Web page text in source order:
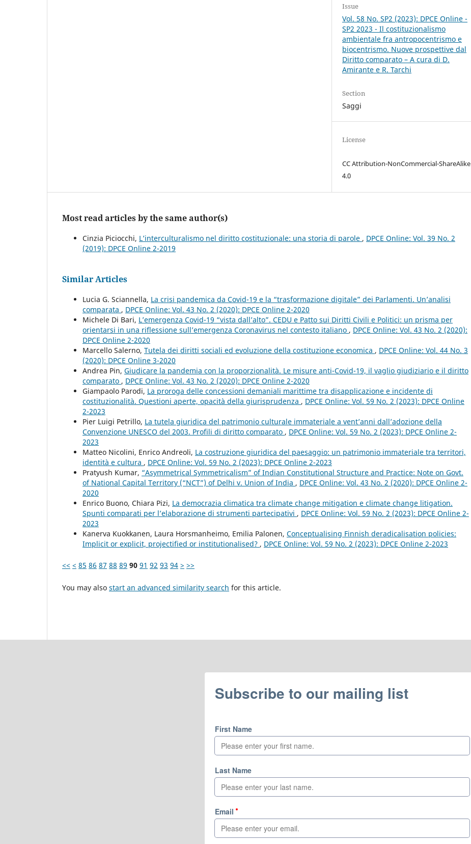
Issue
Vol. 58 No. SP2 (2023): DPCE Online -
SP2 2023 - Il costituzionalismo
ambientale fra antropocentrismo e
biocentrismo. Nuove prospettive dal
Diritto comparato – A cura di D.
Amirante e R. Tarchi
Section
Saggi
License
CC Attribution-NonCommercial-ShareAlike
4.0
Most read articles by the same author(s)
Cinzia Piciocchi, L’interculturalismo nel diritto costituzionale: una storia di parole , DPCE Online: Vol. 39 No. 2
(2019): DPCE Online 2-2019
Similar Articles
Lucia G. Sciannella, La crisi pandemica da Covid-19 e la “trasformazione digitale” dei Parlamenti. Un’analisi
comparata , DPCE Online: Vol. 43 No. 2 (2020): DPCE Online 2-2020
Michele Di Bari, L’emergenza Covid-19 “vista dall’alto”. CEDU e Patto sui Diritti Civili e Politici: un prisma per
orientarsi in una riflessione sull’emergenza Coronavirus nel contesto italiano , DPCE Online: Vol. 43 No. 2 (2020):
DPCE Online 2-2020
Marcello Salerno, Tutela dei diritti sociali ed evoluzione della costituzione economica , DPCE Online: Vol. 44 No. 3
(2020): DPCE Online 3-2020
Andrea Pin, Giudicare la pandemia con la proporzionalità. Le misure anti-Covid-19, il vaglio giudiziario e il diritto
comparato , DPCE Online: Vol. 43 No. 2 (2020): DPCE Online 2-2020
Giampaolo Parodi, La proroga delle concessioni demaniali marittime tra disapplicazione e incidente di
costituzionalità. Questioni aperte, opacità della giurisprudenza , DPCE Online: Vol. 59 No. 2 (2023): DPCE Online
2-2023
Pier Luigi Petrillo, La tutela giuridica del patrimonio culturale immateriale a vent’anni dall’adozione della
Convenzione UNESCO del 2003. Profili di diritto comparato , DPCE Online: Vol. 59 No. 2 (2023): DPCE Online 2-
2023
Matteo Nicolini, Enrico Andreoli, La costruzione giuridica del paesaggio: un patrimonio immateriale tra territori,
identità e cultura , DPCE Online: Vol. 59 No. 2 (2023): DPCE Online 2-2023
Pratyush Kumar, “Asymmetrical Symmetricalism” of Indian Constitutional Structure and Practice: Note on Govt.
of National Capital Territory (“NCT”) of Delhi v. Union of India , DPCE Online: Vol. 43 No. 2 (2020): DPCE Online 2-
2020
Enrico Buono, Chiara Pizi, La democrazia climatica tra climate change mitigation e climate change litigation.
Spunti comparati per l’elaborazione di strumenti partecipativi , DPCE Online: Vol. 59 No. 2 (2023): DPCE Online 2-
2023
Kanerva Kuokkanen, Laura Horsmanheimo, Emilia Palonen, Conceptualising Finnish deradicalisation policies:
Implicit or explicit, projectified or institutionalised? , DPCE Online: Vol. 59 No. 2 (2023): DPCE Online 2-2023
<< < 85 86 87 88 89 90 91 92 93 94 > >>
You may also start an advanced similarity search for this article.